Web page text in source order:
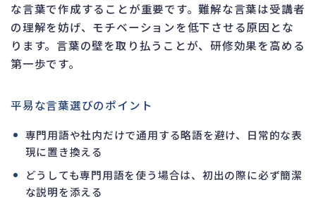
な言葉で作成することが重要です。難解な言葉は受講者
の理解を妨げ、モチベーションを低下させる原因とな
ります。言葉の壁を取り払うことが、研修効果を高める
第一歩です。
平易な言葉選びのポイント
専門用語や社内だけで通用する略語を避け、日常的な表
現に置き換える
どうしても専門用語を使う場合は、初出の際に必ず簡潔
な説明を添える